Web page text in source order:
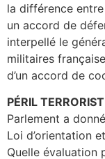
la différence
un accord de
interpellé le
militaires
d’un accord de
PÉRIL
Parlement a
Loi d’orientation
Quelle évaluation